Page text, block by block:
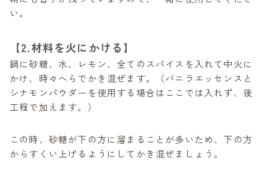
い。
【2.材料を火にかける】
鍋に砂糖、水、レモン、全てのスパイスを入れて中火に
かけ、時々へらでかき混ぜます。（バニラエッセンスと
シナモンパウダーを使用する場合はここでは入れず、後
工程で加えます。）
この時、砂糖が下の方に溜まることが多いため、下の方
からすくい上げるようにしてかき混ぜましょう。